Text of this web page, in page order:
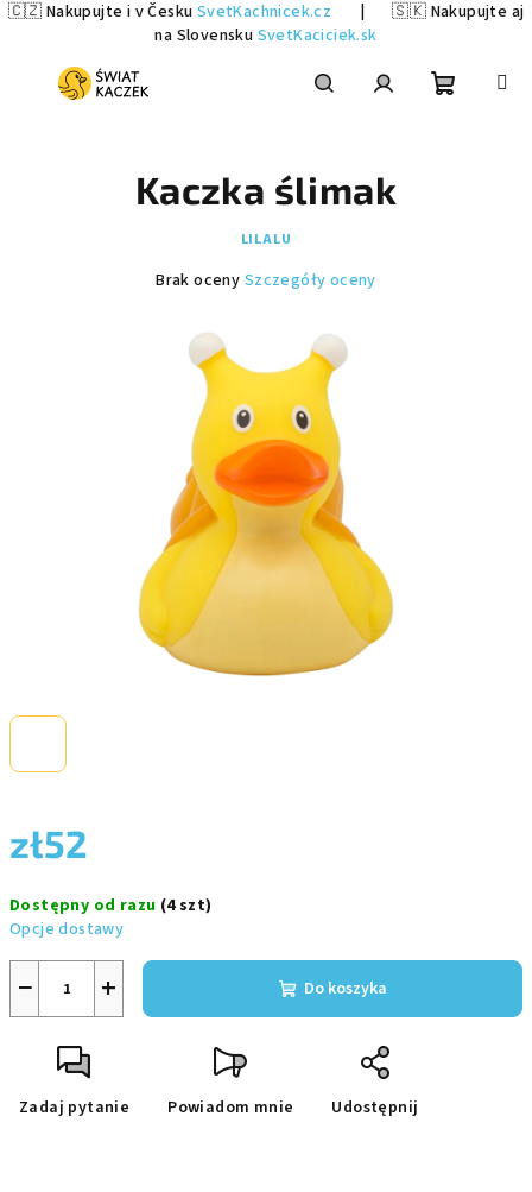
🇨🇿 Nakupujte i v Česku SvetKachnicek.cz
🇸🇰 Nakupujte aj
na Slovensku SvetKaciciek.sk
się
zł52
jednostkowa:
Dostępny od razu (4 szt)
Opcje dostawy
+
− Do koszyka
Zadaj pytanie Powiadom mnie Udostępnij
Kaczka ślimak
LILALU
Średnia
produktu
wynosi
gwiazdek.
Brak oceny Szczegóły oceny